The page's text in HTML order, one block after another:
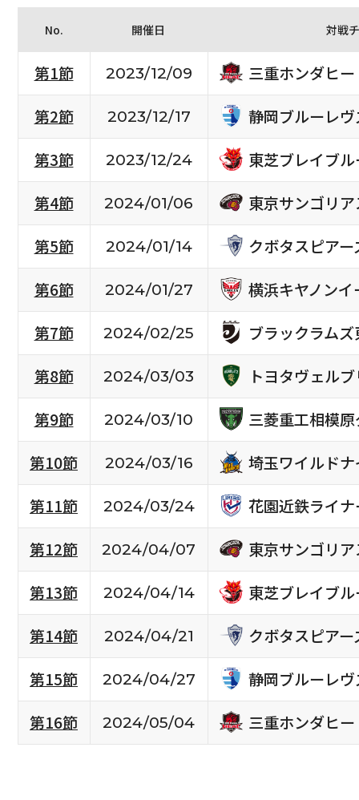
No. 開催日 対戦
第1節 2023/12/09
三重ホンダヒー
第2節
2023/12/17
静岡ブルーレヴ
第3節
2023/12/24
東芝ブレイブ
第4節
2024/01/06
東京サンゴリア
第5節
2024/01/14
クボタスピア
第6節
2024/01/27
横浜キヤノンイ
第7節
2024/02/25
ブラックラムズ
第8節
2024/03/03
トヨタヴェル
第9節
2024/03/10
三菱重工相模
第10節
2024/03/16
埼玉ワイルド
第11節
2024/03/24
花園近鉄ライナ
第12節
2024/04/07
東京サンゴリア
第13節
2024/04/14
東芝ブレイブ
第14節
2024/04/21
クボタスピア
第15節
2024/04/27
静岡ブルーレヴ
第16節
2024/05/04 三重ホンダヒー